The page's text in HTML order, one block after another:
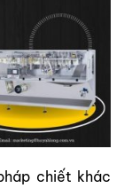
chiết khác